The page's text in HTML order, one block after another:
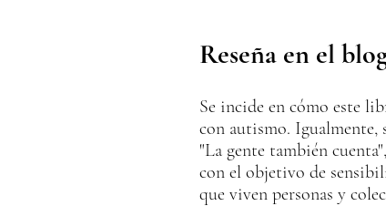
Reseña en el
Se incide en cómo este
con autismo. Igualmente,
"La gente también
con el objetivo de
que viven personas y